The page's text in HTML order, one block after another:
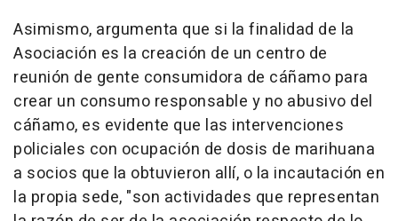
Asimismo, argumenta que si la finalidad de la
Asociación es la creación de un centro de
reunión de gente consumidora de cáñamo para
crear un consumo responsable y no abusivo del
cáñamo, es evidente que las intervenciones
policiales con ocupación de dosis de marihuana
a socios que la obtuvieron allí, o la incautación en
la propia sede, "son actividades que representan